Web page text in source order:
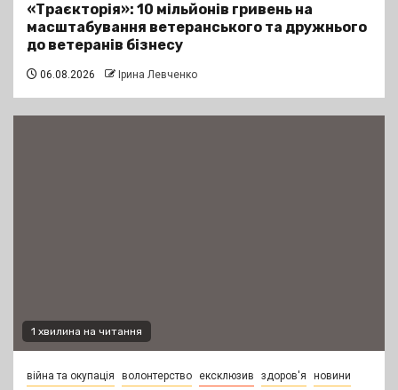
«Траєкторія»: 10 мільйонів гривень на
масштабування ветеранського та дружнього
до ветеранів бізнесу
06.08.2026 Ірина Левченко
1 хвилина на читання
війна та окупація волонтерство ексклюзив здоров'я новини